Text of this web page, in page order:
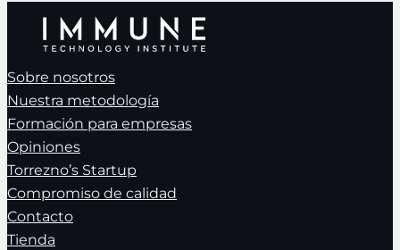
Sobre nosotros
Nuestra metodología
Formación para empresas
Opiniones
Torrezno’s Startup
Compromiso de calidad
Contacto
Tienda